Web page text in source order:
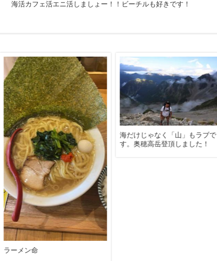
海活カフェ活エニ活しましょー！！ビーチルも好きです！
ラーメン命
海だけじゃなく「山」もラブで
す。奥穂高岳登頂しました！